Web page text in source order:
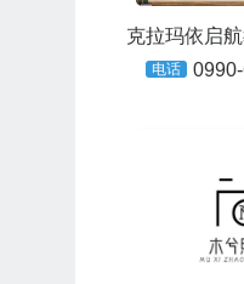
克拉玛依启
电话